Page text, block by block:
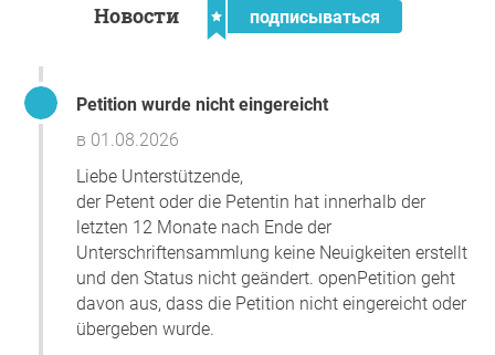
Новости подписываться
Petition wurde nicht eingereicht
в 01.08.2026
Liebe Unterstützende,
der Petent oder die Petentin hat innerhalb der
letzten 12 Monate nach Ende der
Unterschriftensammlung keine Neuigkeiten erstellt
und den Status nicht geändert. openPetition geht
davon aus, dass die Petition nicht eingereicht oder
übergeben wurde.